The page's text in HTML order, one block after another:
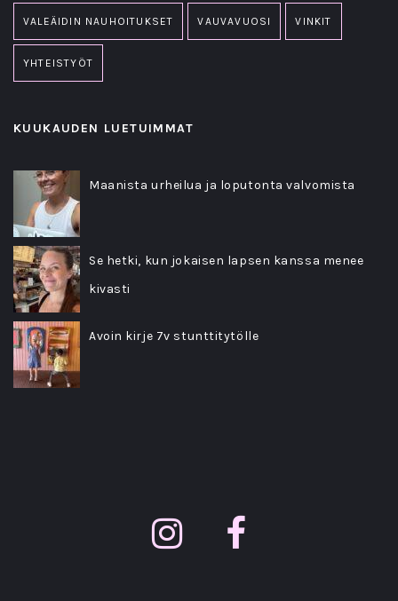
VALEÄIDIN NAUHOITUKSET VAUVAVUOSI VINKIT
YHTEISTYÖT
KUUKAUDEN LUETUIMMAT
Maanista urheilua ja loputonta valvomista
Se hetki, kun jokaisen lapsen kanssa menee
kivasti
Avoin kirje 7v stunttitytölle